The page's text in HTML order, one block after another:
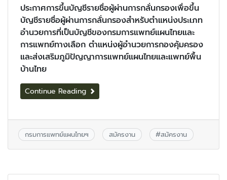
ประกาศการขึ้นบัญชีรายชื่อผู้ผ่านการกลั่นกรองเพื่อขึ้น
บัญชีรายชื่อผู้ผ่านการกลั่นกรองสำหรับตำแหน่งประเภท
อำนวยการที่เป็นบัญชีของกรมการแพทย์แผนไทยและ
การแพทย์ทางเลือก ตำแหน่งผู้อำนวยการกองคุ้มครอง
และส่งเสริมภูมิปัญญาการแพทย์แผนไทยและแพทย์พื้น
บ้านไทย
Continue Reading
กรมการแพทย์แผนไทยฯ สมัครงาน #สมัครงาน